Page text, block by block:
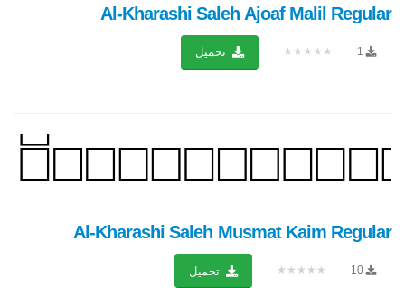
Al-Kharashi Saleh Ajoaf Malil Regular
1
★★★★★ تحميل
Al-Kharashi Saleh Musmat Kaim Regular
10
★★★★★ تحميل